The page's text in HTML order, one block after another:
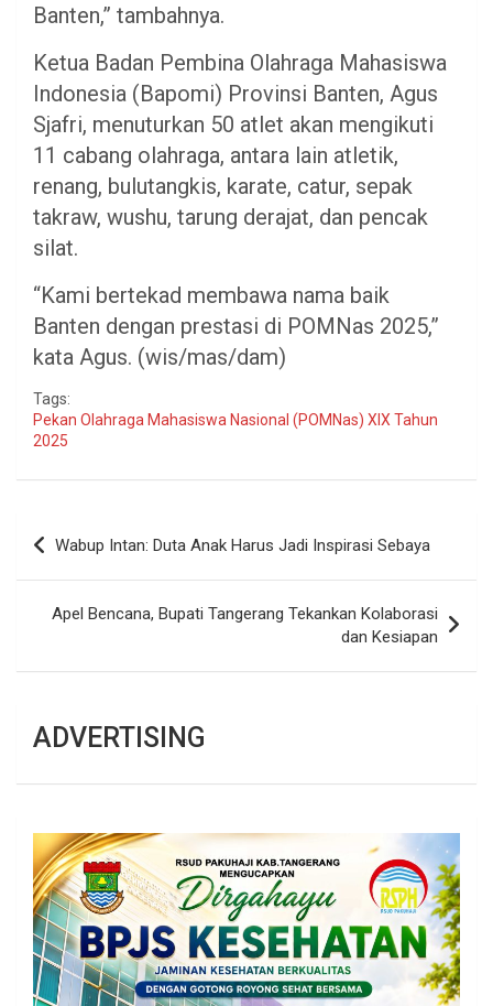
Banten,” tambahnya.
Ketua Badan Pembina Olahraga Mahasiswa
Indonesia (Bapomi) Provinsi Banten, Agus
Sjafri, menuturkan 50 atlet akan mengikuti
11 cabang olahraga, antara lain atletik,
renang, bulutangkis, karate, catur, sepak
takraw, wushu, tarung derajat, dan pencak
silat.
“Kami bertekad membawa nama baik
Banten dengan prestasi di POMNas 2025,”
kata Agus. (wis/mas/dam)
Tags:
Pekan Olahraga Mahasiswa Nasional (POMNas) XIX Tahun
2025
Navigasi
pos
Wabup Intan: Duta Anak Harus Jadi Inspirasi Sebaya
Apel Bencana, Bupati Tangerang Tekankan Kolaborasi
dan Kesiapan
ADVERTISING